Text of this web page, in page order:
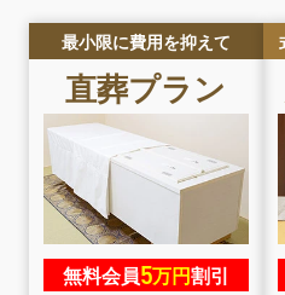
最小限に費用を抑えて
直葬プラン
無料会員5万円割引